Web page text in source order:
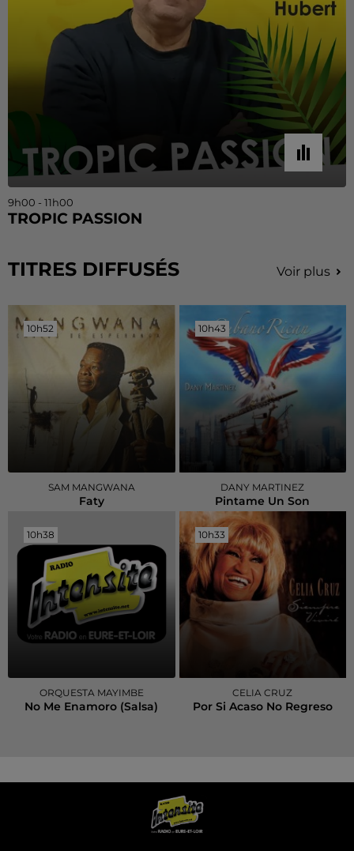
9h00 - 11h00
TROPIC PASSION
TITRES DIFFUSÉS Voir plus
10h52
10h52
SAM MANGWANA
Faty
10h43
10h43
DANY MARTINEZ
Pintame Un Son
10h38
10h38
ORQUESTA MAYIMBE
No Me Enamoro (salsa)
10h33
10h33
CELIA CRUZ
Por Si Acaso No Regreso